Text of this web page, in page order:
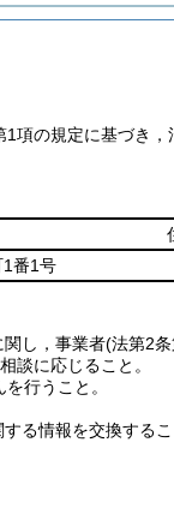
1項の規定に基づき，
1番1号
関し，事業者(法第2
談に応じること。
行うこと。
る情報を交換するこ